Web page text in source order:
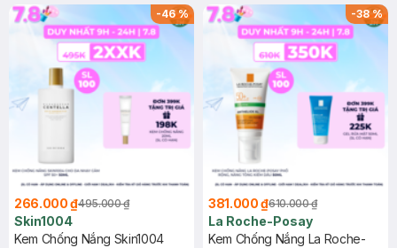
25ml (SL Có Hạn)
-46%
266.000 ₫495.000 ₫
Skin1004
Kem Chống Nắng Skin1004
-38%
381.000 ₫610.000 ₫
La Roche-Posay
Kem Chống Nắng La Roche-